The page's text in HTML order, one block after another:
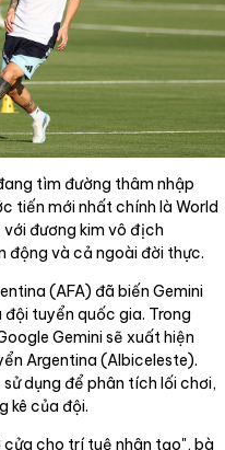
tìm đường thâm nhập
tiến mới nhất chính là World
đương kim vô địch
động và cả ngoài đời thực.
(AFA) đã biến Gemini
tuyển quốc gia. Trong
Gemini sẽ xuất hiện
Argentina (Albiceleste).
dụng để phân tích lối chơi,
kê của đội.
cho trí tuệ nhân tạo", bà